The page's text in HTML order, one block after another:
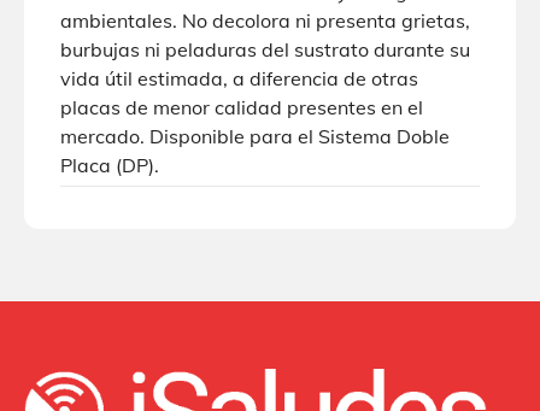
ambientales. No decolora ni presenta grietas,
burbujas ni peladuras del sustrato durante su
vida útil estimada, a diferencia de otras
placas de menor calidad presentes en el
mercado. Disponible para el Sistema Doble
Placa (DP).